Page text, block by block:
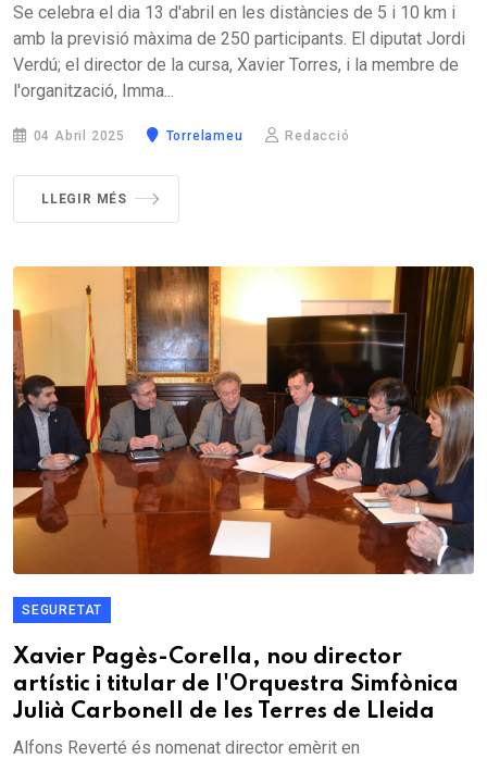
Se celebra el dia 13 d'abril en les distàncies de 5 i 10 km i
amb la previsió màxima de 250 participants. El diputat Jordi
Verdú; el director de la cursa, Xavier Torres, i la membre de
l'organització, Imma...
04 Abril 2025 Torrelameu Redacció
LLEGIR MÉS
SEGURETAT
Xavier Pagès-Corella, nou director
artístic i titular de l'Orquestra Simfònica
Julià Carbonell de les Terres de Lleida
Alfons Reverté és nomenat director emèrit en